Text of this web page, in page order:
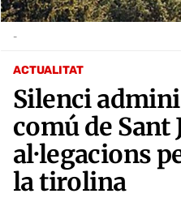
ACTUALITAT
Silenci
comú de Sant
al·legacions
la tirolina
-